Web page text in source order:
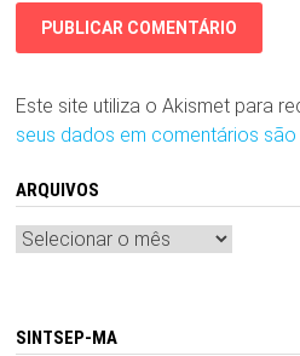
Este site utiliza o Akismet para
seus dados em comentários
ARQUIVOS
Arquivos
SINTSEP-MA